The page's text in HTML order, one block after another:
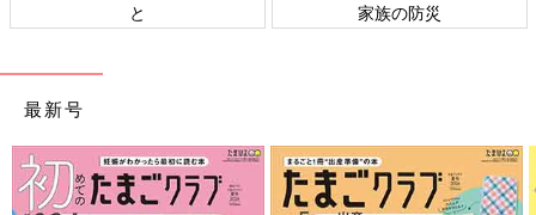
て洗濯機で洗います。そのほうが汚れを早く落とせます。うんち
布おむつの替え方 男女別のコツ
布おむつの替え方を詳しく見ていきましょう。男女別におむつの
当て方のコツも紹介します。
と
家族の防災
最新号